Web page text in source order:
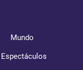
Mundo
Espectáculos